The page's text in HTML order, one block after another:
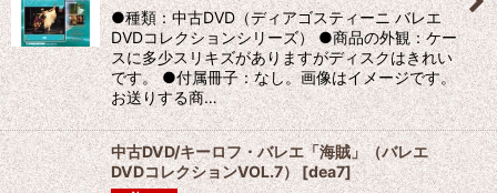
●種類：中古DVD（ディアゴスティーニ バレエ
DVDコレクションシリーズ） ●商品の外観：ケー
スに多少スリキズがありますがディスクはきれい
です。 ●付属冊子：なし。画像はイメージです。
お送りする商…
中古DVD/キーロフ・バレエ「海賊」（バレエ
DVDコレクションVOL.7） [dea7]